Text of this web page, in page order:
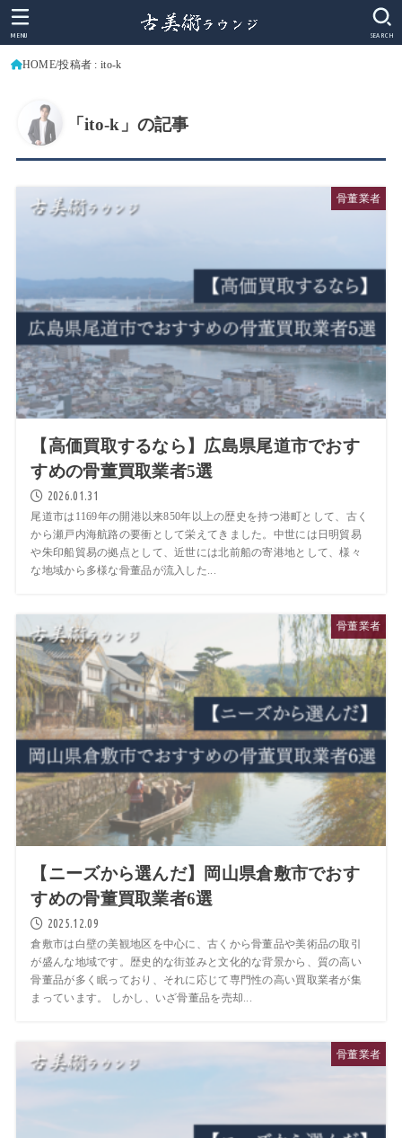
SEARCH
MENU
HOME 投稿者 : ito-k
「ito-k」の記事
骨董業者
【高価買取するなら】広島県尾道市でおす
すめの骨董買取業者5選
2026.01.31
尾道市は1169年の開港以来850年以上の歴史を持つ港町として、古く
から瀬戸内海航路の要衝として栄えてきました。中世には日明貿易
や朱印船貿易の拠点として、近世には北前船の寄港地として、様々
な地域から多様な骨董品が流入した...
骨董業者
【ニーズから選んだ】岡山県倉敷市でおす
すめの骨董買取業者6選
2025.12.09
倉敷市は白壁の美観地区を中心に、古くから骨董品や美術品の取引
が盛んな地域です。歴史的な街並みと文化的な背景から、質の高い
骨董品が多く眠っており、それに応じて専門性の高い買取業者が集
まっています。 しかし、いざ骨董品を売却...
骨董業者